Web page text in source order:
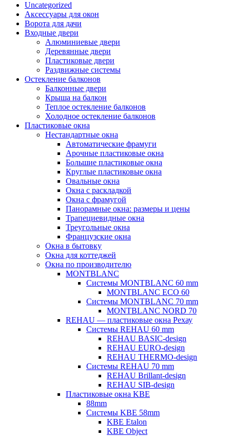
Uncategorized
Аксессуары для окон
Ворота для дачи
Входные двери
Алюминиевые двери
Деревянные двери
Пластиковые двери
Раздвижные системы
Остекление балконов
Балконные двери
Крыша на балкон
Теплое остекление балконов
Холодное остекление балконов
Пластиковые окна
Нестандартные окна
Автоматические фрамуги
Арочные пластиковые окна
Большие пластиковые окна
Круглые пластиковые окна
Овальные окна
Окна с раскладкой
Окна с фрамугой
Панорамные окна: размеры и цены
Трапециевидные окна
Треугольные окна
Французские окна
Окна в бытовку
Окна для коттеджей
Окна по производителю
MONTBLANC
Системы MONTBLANC 60 mm
MONTBLANC ECO 60
Системы MONTBLANC 70 mm
MONTBLANC NORD 70
REHAU — пластиковые окна Рехау
Системы REHAU 60 mm
REHAU BASIC-design
REHAU EURO-design
REHAU THERMO-design
Системы REHAU 70 mm
REHAU Brillant-design
REHAU SIB-design
Пластиковые окна KBE
88mm
Системы KBE 58mm
KBE Etalon
KBE Object